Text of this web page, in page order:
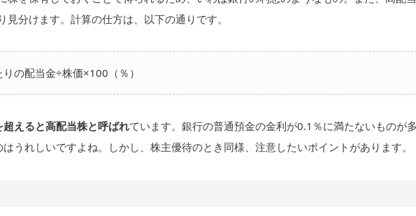
分けます。計算の仕方は、以下の通りです。
の配当金÷株価×100（％）
えると高配当株と呼ばれています。銀行の普通預金の金利が0.1％に満たないものが
うれしいですよね。しかし、株主優待のとき同様、注意したいポイントがあります。